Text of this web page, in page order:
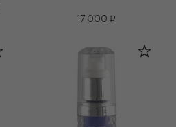
17 000 ₽